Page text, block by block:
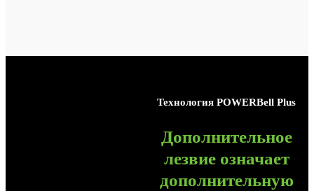
ТехнологияPOWERBell Plus
Дополнительное
лезвие означает
дополнительную